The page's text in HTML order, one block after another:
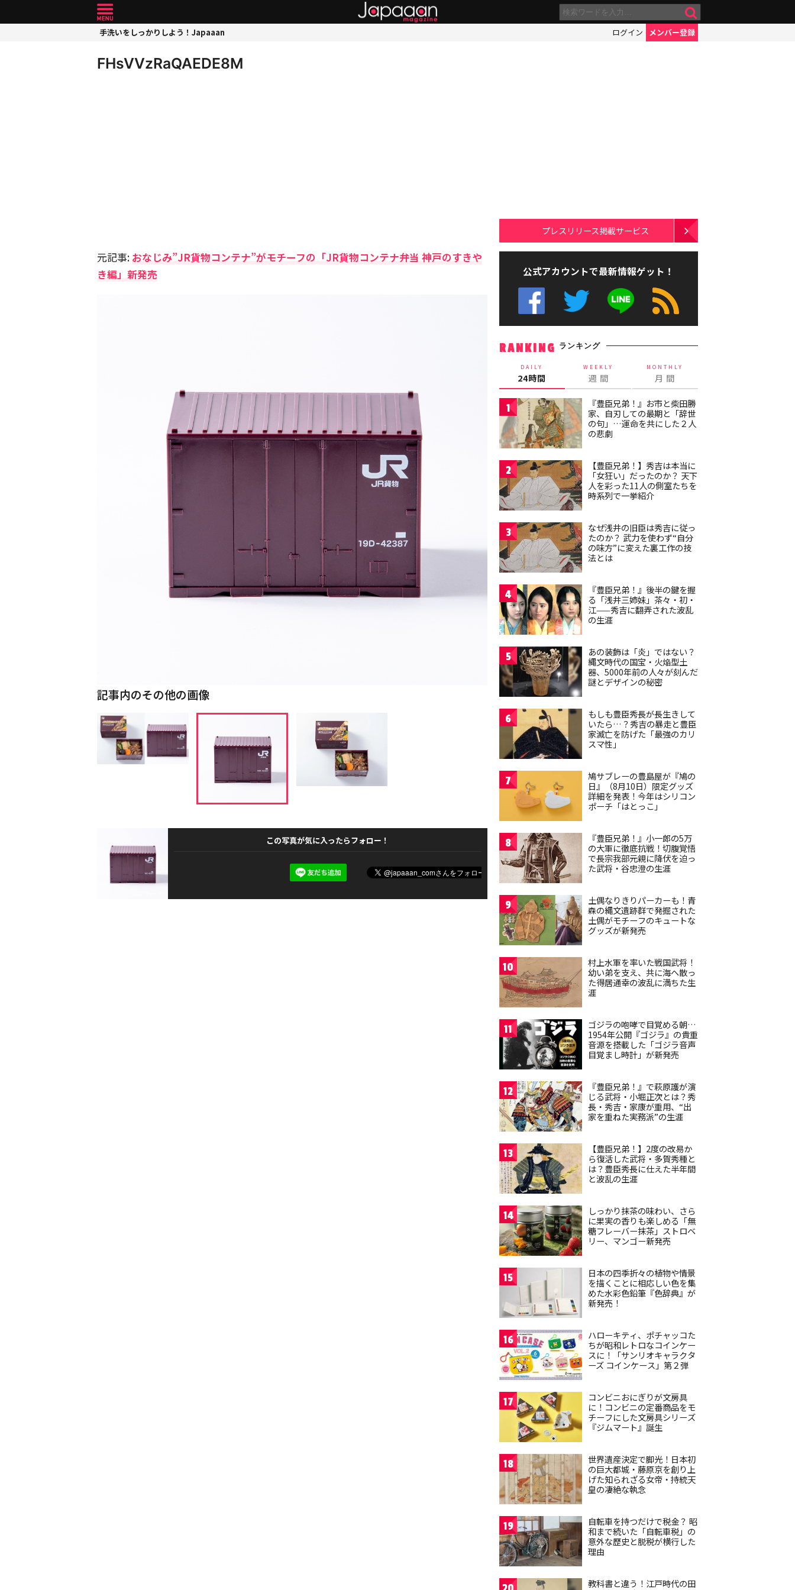
手洗いをしっかりしよう！Japaaan ログイン メンバー登録
FHsVVzRaQAEDE8M
元記事: おなじみ”JR貨物コンテナ”がモチーフの「JR貨物コンテナ弁当 神戸のすきや
き編」新発売
記事内のその他の画像
この写真が気に入ったらフォロー！
プレスリリース掲載サービス
公式アカウントで最新情報ゲット！
RANKING ランキング
DAILY
24時間
WEEKLY
週 間
MONTHLY
月 間
1
『豊臣兄弟！』お市と柴田勝
家、自刃しての最期と「辞世
の句」…運命を共にした２人
の悲劇
2
【豊臣兄弟！】秀吉は本当に
「女狂い」だったのか？ 天下
人を彩った11人の側室たちを
時系列で一挙紹介
3
なぜ浅井の旧臣は秀吉に従っ
たのか？ 武力を使わず“自分
の味方”に変えた裏工作の技
法とは
4
『豊臣兄弟！』後半の鍵を握
る「浅井三姉妹」茶々・初・
江——秀吉に翻弄された波乱
の生涯
5
あの装飾は「炎」ではない？
縄文時代の国宝・火焔型土
器、5000年前の人々が刻んだ
謎とデザインの秘密
6
もしも豊臣秀長が長生きして
いたら…？秀吉の暴走と豊臣
家滅亡を防げた「最強のカリ
スマ性」
7
鳩サブレーの豊島屋が『鳩の
日』（8月10日）限定グッズ
詳細を発表！今年はシリコン
ポーチ「はとっこ」
8
『豊臣兄弟！』小一郎の5万
の大軍に徹底抗戦！切腹覚悟
で長宗我部元親に降伏を迫っ
た武将・谷忠澄の生涯
9
土偶なりきりパーカーも！青
森の縄文遺跡群で発掘された
土偶がモチーフのキュートな
グッズが新発売
10
村上水軍を率いた戦国武将！
幼い弟を支え、共に海へ散っ
た得居通幸の波乱に満ちた生
涯
11
ゴジラの咆哮で目覚める朝…
1954年公開『ゴジラ』の貴重
音源を搭載した「ゴジラ音声
目覚まし時計」が新発売
12
『豊臣兄弟！』で萩原護が演
じる武将・小堀正次とは？秀
長・秀吉・家康が重用、“出
家を重ねた実務派”の生涯
13
【豊臣兄弟！】2度の改易か
ら復活した武将・多賀秀種と
は？豊臣秀長に仕えた半年間
と波乱の生涯
14
しっかり抹茶の味わい、さら
に果実の香りも楽しめる「無
糖フレーバー抹茶」ストロベ
リー、マンゴー新発売
15
日本の四季折々の植物や情景
を描くことに相応しい色を集
めた水彩色鉛筆『色辞典』が
新発売！
16
ハローキティ、ポチャッコた
ちが昭和レトロなコインケー
スに！「サンリオキャラクタ
ーズ コインケース」第２弾
17
コンビニおにぎりが文房具
に！コンビニの定番商品をモ
チーフにした文房具シリーズ
『ジムマート』誕生
18
世界遺産決定で脚光！日本初
の巨大都城・藤原京を創り上
げた知られざる女帝・持統天
皇の凄絶な執念
19
自転車を持つだけで税金？ 昭
和まで続いた「自転車税」の
意外な歴史と脱税が横行した
理由
教科書と違う！江戸時代の田